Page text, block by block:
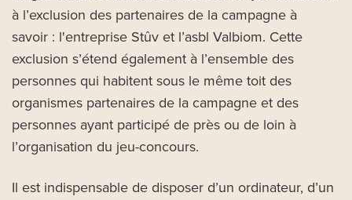
à l’exclusion des partenaires de la campagne à
savoir : l'entreprise Stûv et l’asbl Valbiom. Cette
exclusion s’étend également à l’ensemble des
personnes qui habitent sous le même toit des
organismes partenaires de la campagne et des
personnes ayant participé de près ou de loin à
l’organisation du jeu-concours.
Il est indispensable de disposer d’un ordinateur, d’un